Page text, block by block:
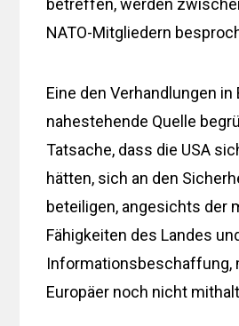
NATO-Mitgliedern
Eine den Verhandlungen in
nahestehende Quelle
Tatsache, dass die USA
hätten, sich an den
beteiligen, angesichts der
Fähigkeiten des Landes
Informationsbeschaffung,
Europäer noch nicht